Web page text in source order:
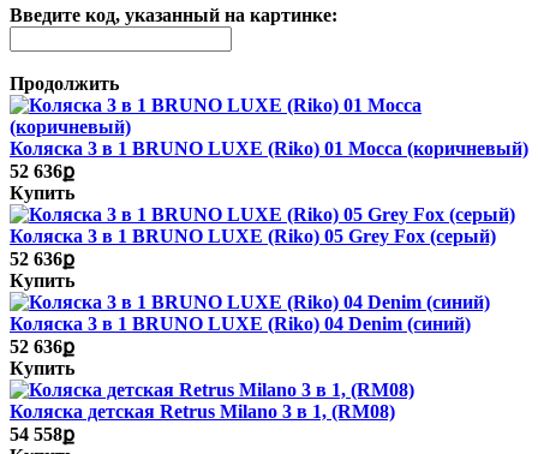
Введите код, указанный на картинке:
Продолжить
Коляска 3 в 1 BRUNO LUXE (Riko) 01 Mocca (коричневый)
52 636ք
Купить
Коляска 3 в 1 BRUNO LUXE (Riko) 05 Grey Fox (серый)
52 636ք
Купить
Коляска 3 в 1 BRUNO LUXE (Riko) 04 Denim (синий)
52 636ք
Купить
Коляска детская Retrus Milano 3 в 1, (RM08)
54 558ք